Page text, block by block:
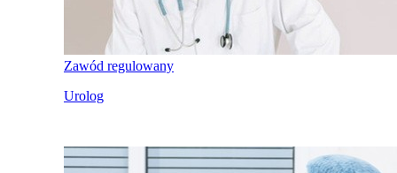
Zawód regulowany
Urolog